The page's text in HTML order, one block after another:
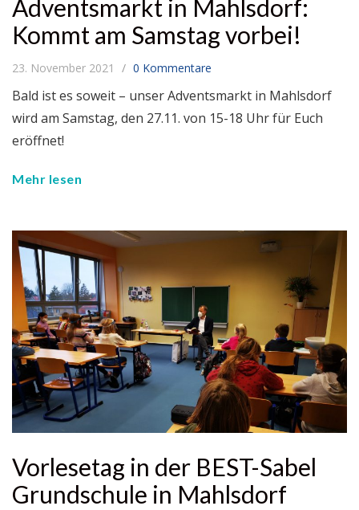
Adventsmarkt in Mahlsdorf:
Kommt am Samstag vorbei!
23. November 2021 0 Kommentare
Bald ist es soweit – unser Adventsmarkt in Mahlsdorf
wird am Samstag, den 27.11. von 15-18 Uhr für Euch
eröffnet!
Mehr lesen
Vorlesetag in der BEST-Sabel
Grundschule in Mahlsdorf